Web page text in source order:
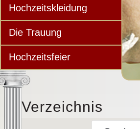
Hochzeitskleidung
Die Trauung
Hochzeitsfeier
Verzeichnis